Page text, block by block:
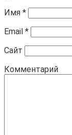
Имя *
Email *
Сайт
Комментарий